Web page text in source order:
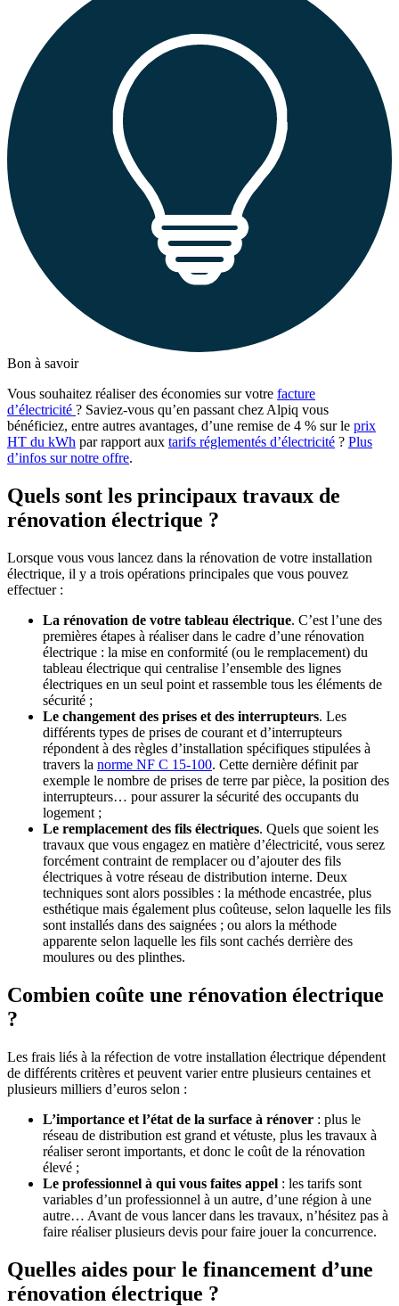
Bon à savoir
Vous souhaitez réaliser des économies sur votre facture
d’électricité ? Saviez-vous qu’en passant chez Alpiq vous
bénéficiez, entre autres avantages, d’une remise de 4 % sur le prix
HT du kWh par rapport aux tarifs réglementés d’électricité ? Plus
d’infos sur notre offre.
Quels sont les principaux travaux de
rénovation électrique ?
Lorsque vous vous lancez dans la rénovation de votre installation
électrique, il y a trois opérations principales que vous pouvez
effectuer :
La rénovation de votre tableau électrique. C’est l’une des
premières étapes à réaliser dans le cadre d’une rénovation
électrique : la mise en conformité (ou le remplacement) du
tableau électrique qui centralise l’ensemble des lignes
électriques en un seul point et rassemble tous les éléments de
sécurité ;
Le changement des prises et des interrupteurs. Les
différents types de prises de courant et d’interrupteurs
répondent à des règles d’installation spécifiques stipulées à
travers la norme NF C 15-100. Cette dernière définit par
exemple le nombre de prises de terre par pièce, la position des
interrupteurs… pour assurer la sécurité des occupants du
logement ;
Le remplacement des fils électriques. Quels que soient les
travaux que vous engagez en matière d’électricité, vous serez
forcément contraint de remplacer ou d’ajouter des fils
électriques à votre réseau de distribution interne. Deux
techniques sont alors possibles : la méthode encastrée, plus
esthétique mais également plus coûteuse, selon laquelle les fils
sont installés dans des saignées ; ou alors la méthode
apparente selon laquelle les fils sont cachés derrière des
moulures ou des plinthes.
Combien coûte une rénovation électrique
?
Les frais liés à la réfection de votre installation électrique dépendent
de différents critères et peuvent varier entre plusieurs centaines et
plusieurs milliers d’euros selon :
L’importance et l’état de la surface à rénover : plus le
réseau de distribution est grand et vétuste, plus les travaux à
réaliser seront importants, et donc le coût de la rénovation
élevé ;
Le professionnel à qui vous faites appel : les tarifs sont
variables d’un professionnel à un autre, d’une région à une
autre… Avant de vous lancer dans les travaux, n’hésitez pas à
faire réaliser plusieurs devis pour faire jouer la concurrence.
Quelles aides pour le financement d’une
rénovation électrique ?